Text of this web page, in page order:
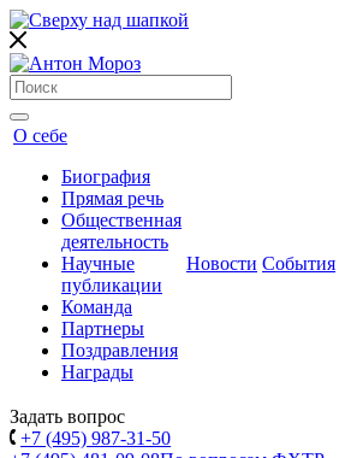
О себе
Биография
Прямая речь
Общественная
деятельность
Научные
публикации
Команда
Партнеры
Поздравления
Награды
Новости События
Задать вопрос
+7 (495) 987-31-50